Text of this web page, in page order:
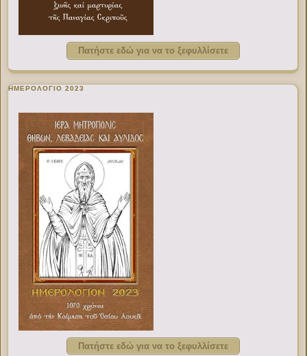
Πατήστε εδώ για να το ξεφυλλίσετε
ΗΜΕΡΟΛΟΓΙΟ 2023
Πατήστε εδώ για να το ξεφυλλίσετε